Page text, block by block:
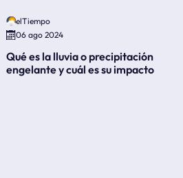
elTiempo
06 ago 2024
Qué es la lluvia o precipitación
engelante y cuál es su impacto